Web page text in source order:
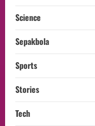
Science
Sepakbola
Sports
Stories
Tech